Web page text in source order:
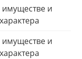
имуществе и
имуществе и